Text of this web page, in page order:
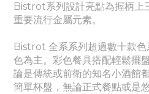
Bistrot系列設計亮點為握柄上
重要流行金屬元素。
Bistrot 全系系列超過數十款
色為主。彩色餐具搭配輕鬆擺
論是傳統或前衛的知名小酒館
簡單杯盤，無論正式餐點或是